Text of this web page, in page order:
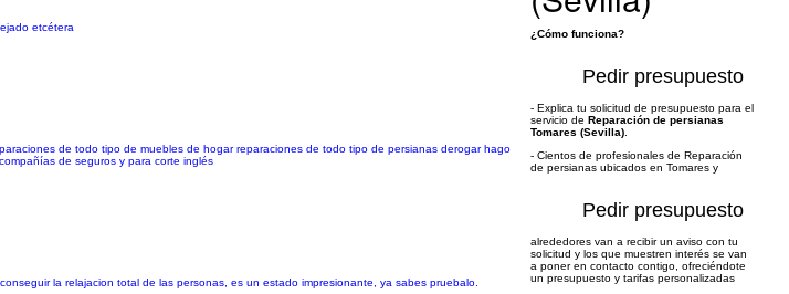
etcétera
de todo tipo de muebles de hogar reparaciones de todo tipo de persianas derogar hago
de seguros y para corte inglés
Pedir presupuesto
la relajacion total de las personas, es un estado impresionante, ya sabes pruebalo.
Pedir presupuesto
¿Cómo funciona?
- Explica tu solicitud de presupuesto para el
servicio de Reparación de persianas
Tomares (Sevilla)
- Cientos de profesionales de Reparación
de persianas ubicados en Tomares y
alrededores van a recibir un aviso con tu
solicitud y los que muestren interés se van
a poner en contacto contigo, ofreciéndote
un presupuesto y tarifas personalizadas